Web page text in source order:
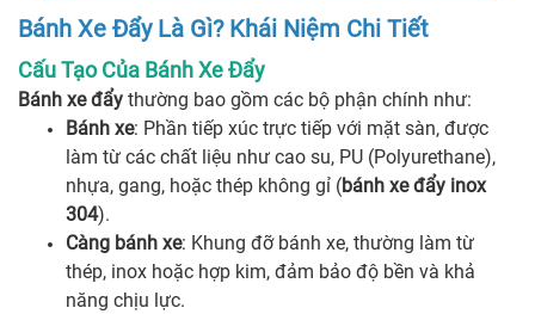
Bánh Xe Đẩy Là Gì? Khái Niệm Chi Tiết
Cấu Tạo Của Bánh Xe Đẩy
Bánh xe đẩy thường bao gồm các bộ phận chính như:
Bánh xe: Phần tiếp xúc trực tiếp với mặt sàn, được
làm từ các chất liệu như cao su, PU (Polyurethane),
nhựa, gang, hoặc thép không gỉ (bánh xe đẩy inox
304).
Càng bánh xe: Khung đỡ bánh xe, thường làm từ
thép, inox hoặc hợp kim, đảm bảo độ bền và khả
năng chịu lực.